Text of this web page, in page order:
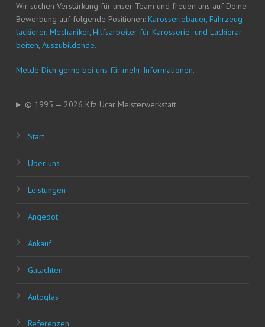
Wir suchen Ver­stär­kung für unser Team und freu­en uns auf Dei­ne
Bewer­bung auf fol­gen­de Posi­tio­nen: Karos­se­rie­bau­er, Fahr­zeug­
la­ckie­rer, Mecha­ni­ker, Hilfs­ar­bei­ter für Karos­se­rie- und Lackier­ar­
bei­ten, Auszubildende.
Mel­de Dich ger­ne bei uns für mehr Informationen.
© 1995 — 2026 Kfz Ucar Meisterwerkstatt
Start
Über uns
Leis­tun­gen
Ange­bot
Ankauf
Gut­ach­ten
Auto­glas
Refe­ren­zen